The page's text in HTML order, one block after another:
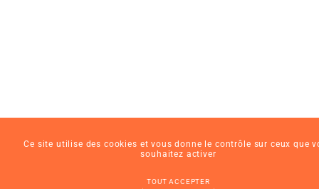
Ce site utilise des cookies et vous donne le contrôle sur ceux que
souhaitez activer
TOUT ACCEPTER